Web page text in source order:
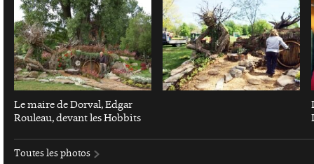
Le maire de Dorval, Edgar
Rouleau, devant les Hobbits
Toutes les photos